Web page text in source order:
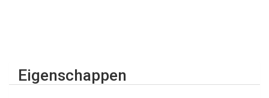
Eigenschappen